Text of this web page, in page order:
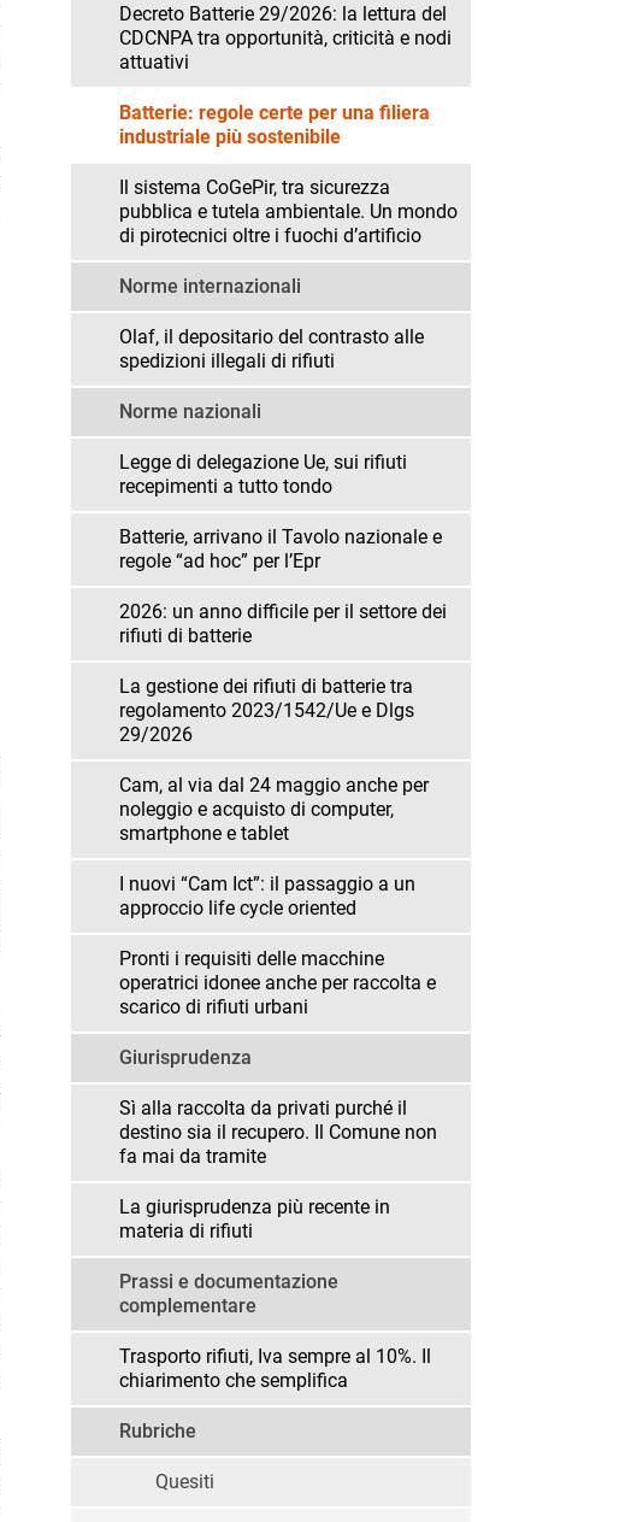
Decreto Batterie 29/2026: la lettura del
CDCNPA tra opportunità, criticità e nodi
attuativi
Batterie: regole certe per una filiera
industriale più sostenibile
Il sistema CoGePir, tra sicurezza
pubblica e tutela ambientale. Un mondo
di pirotecnici oltre i fuochi d’artificio
Norme internazionali
Olaf, il depositario del contrasto alle
spedizioni illegali di rifiuti
Norme nazionali
Legge di delegazione Ue, sui rifiuti
recepimenti a tutto tondo
Batterie, arrivano il Tavolo nazionale e
regole “ad hoc” per l’Epr
2026: un anno difficile per il settore dei
rifiuti di batterie
La gestione dei rifiuti di batterie tra
regolamento 2023/1542/Ue e Dlgs
29/2026
Cam, al via dal 24 maggio anche per
noleggio e acquisto di computer,
smartphone e tablet
I nuovi “Cam Ict”: il passaggio a un
approccio life cycle oriented
Pronti i requisiti delle macchine
operatrici idonee anche per raccolta e
scarico di rifiuti urbani
Giurisprudenza
Sì alla raccolta da privati purché il
destino sia il recupero. Il Comune non
fa mai da tramite
La giurisprudenza più recente in
materia di rifiuti
Prassi e documentazione
complementare
Trasporto rifiuti, Iva sempre al 10%. Il
chiarimento che semplifica
Rubriche
Quesiti